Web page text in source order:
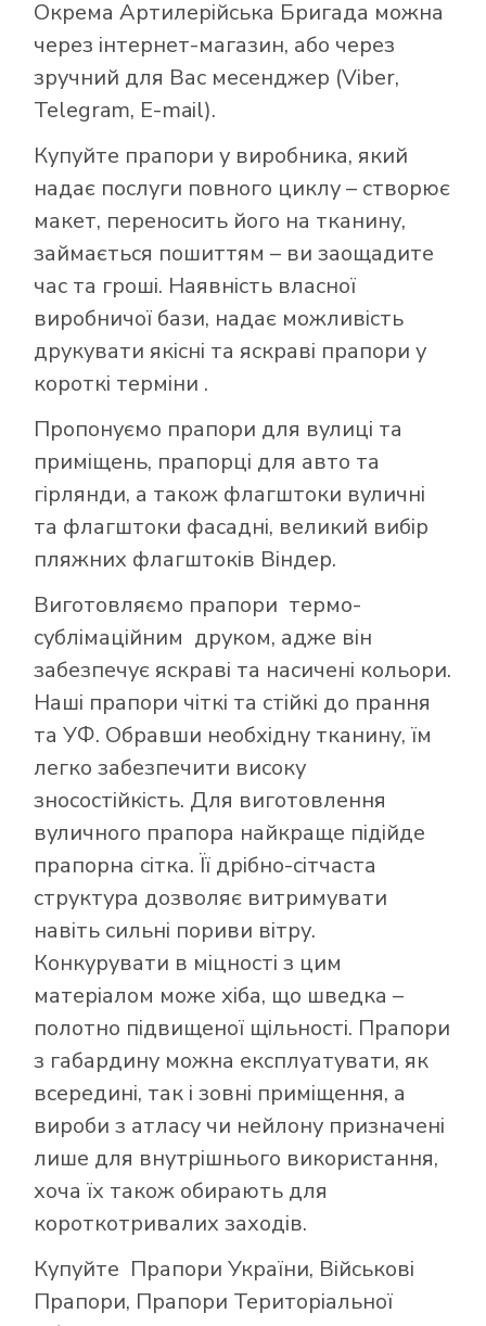
Окрема Артилерійська Бригада можна
через інтернет-магазин, або через
зручний для Вас месенджер (Viber,
Telegram, E-mail).
Купуйте прапори у виробника, який
надає послуги повного циклу – створює
макет, переносить його на тканину,
займається пошиттям – ви заощадите
час та гроші. Наявність власної
виробничої бази, надає можливість
друкувати якісні та яскраві прапори у
короткі терміни .
Пропонуємо прапори для вулиці та
приміщень, прапорці для авто та
гірлянди, а також флагштоки вуличні
та флагштоки фасадні, великий вибір
пляжних флагштоків Віндер.
Виготовляємо прапори термо-
сублімаційним друком, адже він
забезпечує яскраві та насичені кольори.
Наші прапори чіткі та стійкі до прання
та УФ. Обравши необхідну тканину, їм
легко забезпечити високу
зносостійкість. Для виготовлення
вуличного прапора найкраще підійде
прапорна сітка. Її дрібно-сітчаста
структура дозволяє витримувати
навіть сильні пориви вітру.
Конкурувати в міцності з цим
матеріалом може хіба, що шведка –
полотно підвищеної щільності. Прапори
з габардину можна експлуатувати, як
всередині, так і зовні приміщення, а
вироби з атласу чи нейлону призначені
лише для внутрішнього використання,
хоча їх також обирають для
короткотривалих заходів.
Купуйте Прапори України, Військові
Прапори, Прапори Територіальної